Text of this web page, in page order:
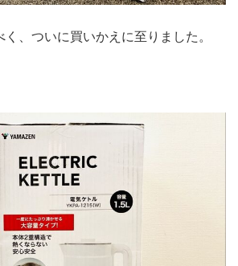
、ついに買いかえに至りました。